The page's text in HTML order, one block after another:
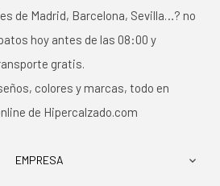
de Madrid, Barcelona, Sevilla…? no
hoy antes de las 08:00 y
gratis.
colores y marcas, todo en
de Hipercalzado.com
EMPRESA 